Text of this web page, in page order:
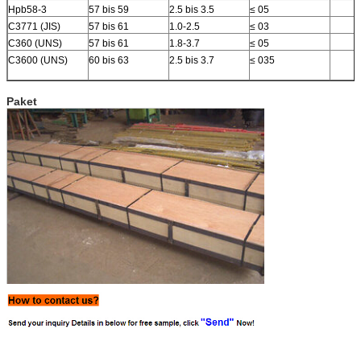
Hpb58-3
57 bis 59 2.5 bis 3.5
≤ 05
C3771 (JIS)
57 bis 61 1.0-2.5
≤ 03
C360 (UNS)
57 bis 61 1.8-3.7
≤ 05
C3600 (UNS)
60 bis 63 2.5 bis 3.7 ≤ 035
Paket